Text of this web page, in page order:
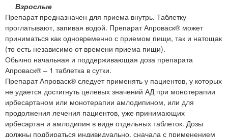
Взрослые
Препарат предназначен для приема внутрь. Таблетку
проглатывают, запивая водой. Препарат Апроваск® может
приниматься как одновременно с приемом пищи, так и натощак
(то есть независимо от времени приема пищи).
Обычно начальная и поддерживающая доза препарата
Апроваск® – 1 таблетка в сутки.
Препарат Апроваск® следует применять у пациентов, у которых
не удается достигнуть целевых значений АД при монотерапии
ирбесартаном или монотерапии амлодипином, или для
продолжения лечения пациентов, уже принимающих
ирбесартан и амлодипин в виде отдельных таблеток. Дозы
должны подбираться индивидуально, сначала с применением